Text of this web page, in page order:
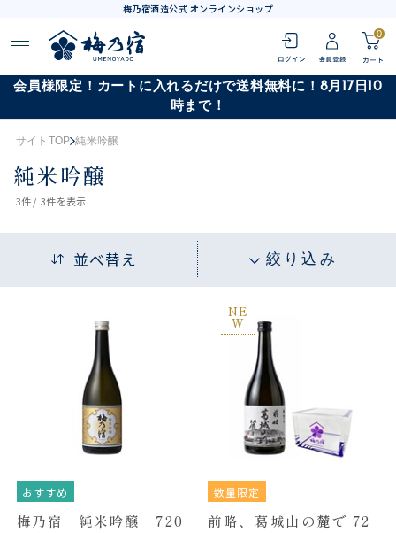
梅乃宿酒造公式 オンラインショップ
0
会員様限定！カートに入れるだけで送料無料に！8月17日10
時まで！
サイトTOP 純米吟醸
純米吟醸
3件 / 3件を表示
並べ替え 絞り込み
おすすめ
梅乃宿 純米吟醸 720
NE
W
数量限定
前略、葛城山の麓で 72